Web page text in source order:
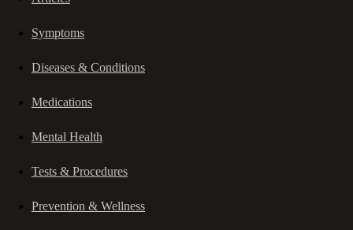
Symptoms
Diseases & Conditions
Medications
Mental Health
Tests & Procedures
Prevention & Wellness